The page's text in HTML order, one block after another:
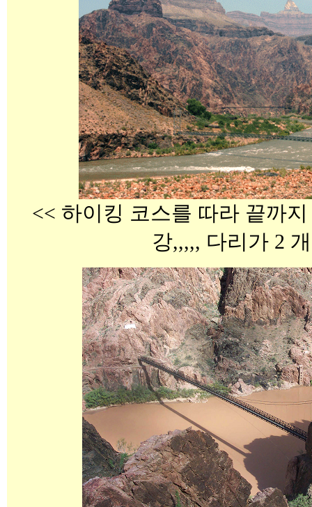
<< 하이킹 코스를 따라 끝까
강,,,,, 다리가 2